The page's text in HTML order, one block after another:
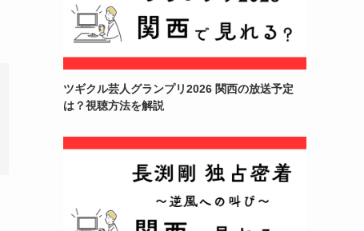
ツギクル芸人グランプリ2026 関西の放送予定
は？視聴方法を解説